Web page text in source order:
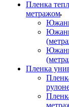
Пленка
метражом
Пленка